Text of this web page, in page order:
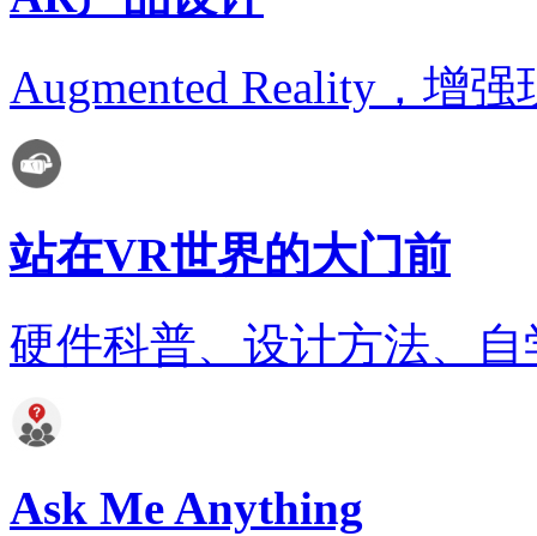
Augmented Reality，增
站在VR世界的大门前
硬件科普、设计方法、
Ask Me Anything